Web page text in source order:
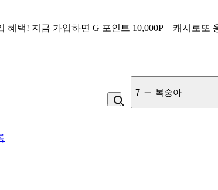
혜택! 지금 가입하면 G 포인트 10,000P + 캐시로또
8 김치찌개